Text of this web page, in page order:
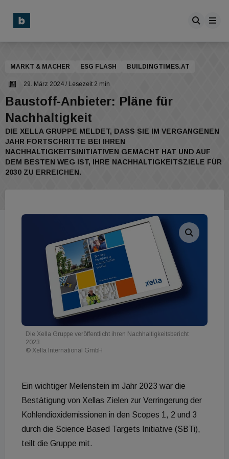
MARKT & MACHER ESG FLASH BUILDINGTIMES.AT
29. März 2024 / Lesezeit 2 min
Baustoff-Anbieter: Pläne für
Nachhaltigkeit
DIE XELLA GRUPPE MELDET, DASS SIE IM VERGANGENEN
JAHR FORTSCHRITTE BEI IHREN
NACHHALTIGKEITSINITIATIVEN GEMACHT HAT UND AUF
DEM BESTEN WEG IST, IHRE NACHHALTIGKEITSZIELE FÜR
2030 ZU ERREICHEN.
Die Xella Gruppe veröffentlicht ihren Nachhaltigkeitsbericht
2023.
© Xella International GmbH
Ein wichtiger Meilenstein im Jahr 2023 war die
Bestätigung von Xellas Zielen zur Verringerung der
Kohlendioxidemissionen in den Scopes 1, 2 und 3
durch die Science Based Targets Initiative (SBTi),
teilt die Gruppe mit.